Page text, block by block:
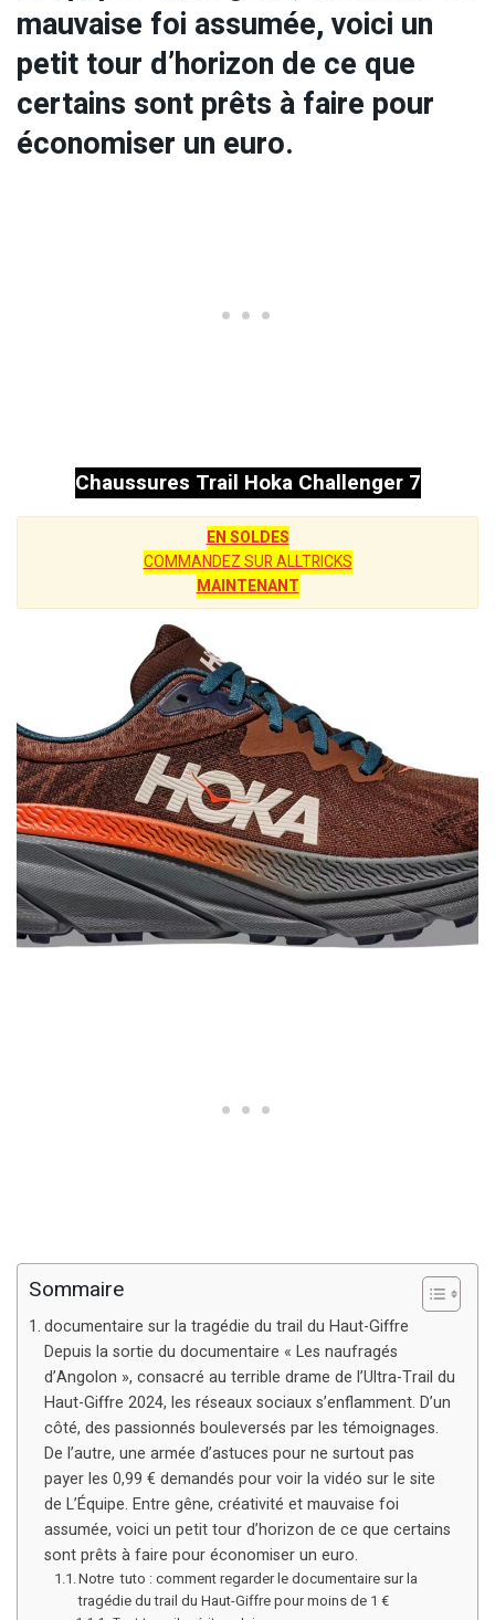
mauvaise foi assumée, voici un
petit tour d’horizon de ce que
certains sont prêts à faire pour
économiser un euro.
Chaussures Trail Hoka Challenger 7
EN SOLDES
COMMANDEZ SUR ALLTRICKS
MAINTENANT
Sommaire
documentaire sur la tragédie du trail du Haut-Giffre
Depuis la sortie du documentaire « Les naufragés
d’Angolon », consacré au terrible drame de l’Ultra-Trail du
Haut-Giffre 2024, les réseaux sociaux s’enflamment. D’un
côté, des passionnés bouleversés par les témoignages.
De l’autre, une armée d’astuces pour ne surtout pas
payer les 0,99 € demandés pour voir la vidéo sur le site
de L’Équipe. Entre gêne, créativité et mauvaise foi
assumée, voici un petit tour d’horizon de ce que certains
sont prêts à faire pour économiser un euro.
Notre tuto : comment regarder le documentaire sur la
tragédie du trail du Haut-Giffre pour moins de 1 €